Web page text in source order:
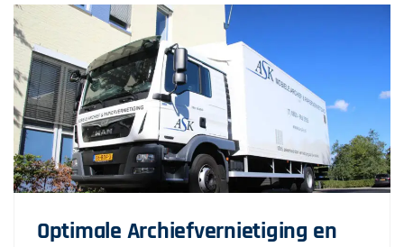
Optimale Archiefvernietiging en